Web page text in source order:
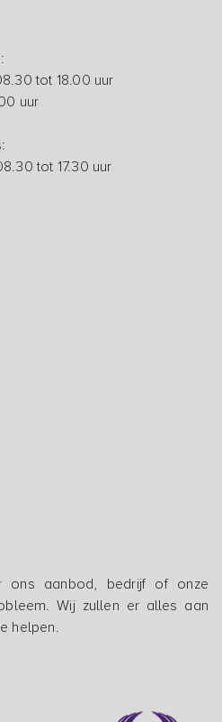
tot 18.00 uur
uur
tot 17.30 uur
ons aanbod, bedrijf of onze
Wij zullen er alles aan
helpen.